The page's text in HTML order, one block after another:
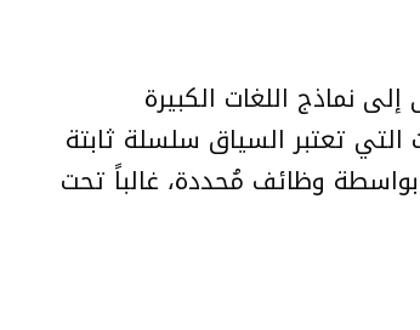
نماذج اللغات الكبيرة
التي تعتبر السياق سلسلة ثابتة
وظائف مُحددة، غالباً تحت